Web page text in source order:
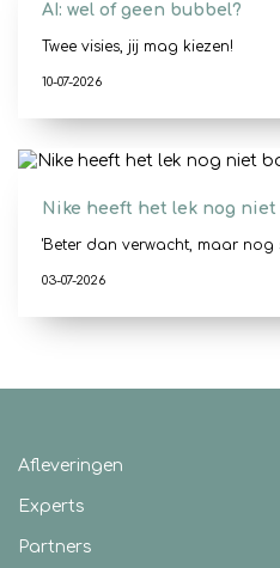
AI: wel of geen bubbel?
Twee visies, jij mag kiezen!
10-07-2026
Nike heeft het lek nog niet
'Beter dan verwacht, maar nog
03-07-2026
Afleveringen
Experts
Partners